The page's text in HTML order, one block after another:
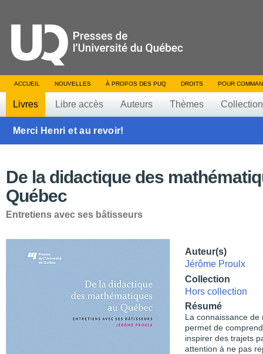
ACCUEIL NOUVELLES À PROPOS DES PUQ DROITS POUR
Livres Libre accès Auteurs Thèmes
Merci Henri et au revoir!
De la didactique des
Québec
Entretiens avec ses bâtisseurs
Auteur(s)
Jérôme Proulx
Collection
Hors collection
Résumé
La connaissance
permet de
inspirer des trajets
attention à ne pas